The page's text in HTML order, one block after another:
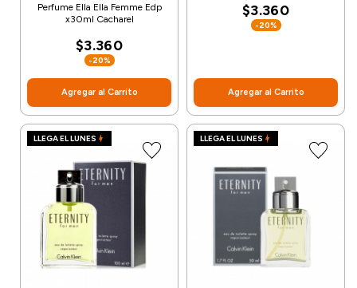
Perfume Ella Ella Femme Edp
x30ml Cacharel
$3.360
-20%
Agregar al Carrito
$3.360
-20%
Agregar al Carrito
LLEGA EL LUNES LLEGA EL LUNES